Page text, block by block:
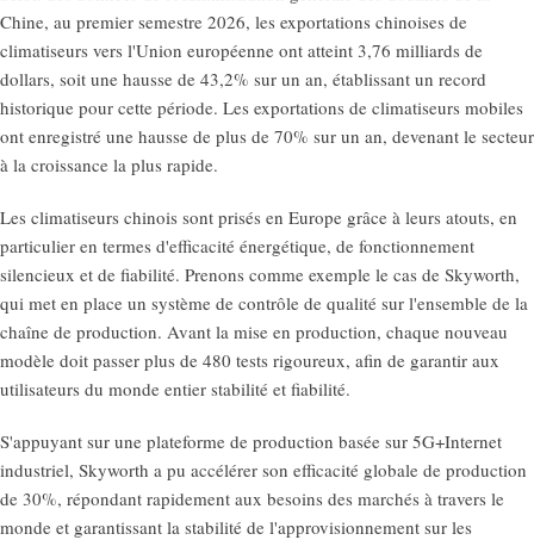
Chine, au premier semestre 2026, les exportations chinoises de
climatiseurs vers l'Union européenne ont atteint 3,76 milliards de
dollars, soit une hausse de 43,2% sur un an, établissant un record
historique pour cette période. Les exportations de climatiseurs mobiles
ont enregistré une hausse de plus de 70% sur un an, devenant le secteur
à la croissance la plus rapide.
Les climatiseurs chinois sont prisés en Europe grâce à leurs atouts, en
particulier en termes d'efficacité énergétique, de fonctionnement
silencieux et de fiabilité. Prenons comme exemple le cas de Skyworth,
qui met en place un système de contrôle de qualité sur l'ensemble de la
chaîne de production. Avant la mise en production, chaque nouveau
modèle doit passer plus de 480 tests rigoureux, afin de garantir aux
utilisateurs du monde entier stabilité et fiabilité.
S'appuyant sur une plateforme de production basée sur 5G+Internet
industriel, Skyworth a pu accélérer son efficacité globale de production
de 30%, répondant rapidement aux besoins des marchés à travers le
monde et garantissant la stabilité de l'approvisionnement sur les